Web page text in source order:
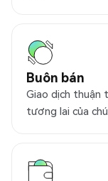
Buôn bán
Giao dịch thuận
tương lai của